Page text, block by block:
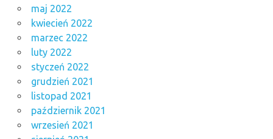
maj 2022
kwiecień 2022
marzec 2022
luty 2022
styczeń 2022
grudzień 2021
listopad 2021
październik 2021
wrzesień 2021